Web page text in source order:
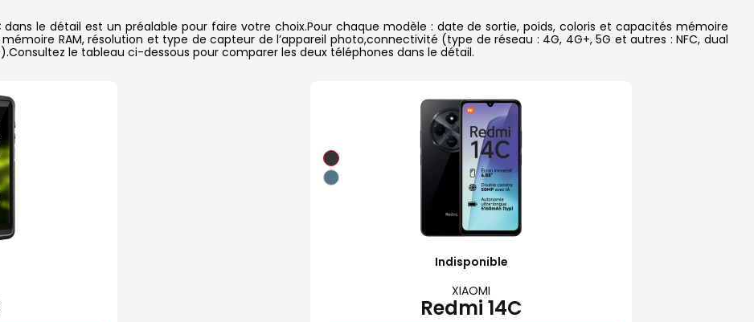
dans le détail est un préalable pour faire votre choix.Pour chaque modèle : date de sortie, poids, coloris et capacités mémoire
RAM, résolution et type de capteur de l’appareil photo,connectivité (type de réseau : 4G, 4G+, 5G et autres : NFC, dual
le tableau ci-dessous pour comparer les deux téléphones dans le détail.
Indisponible
XIAOMI
Redmi 14C